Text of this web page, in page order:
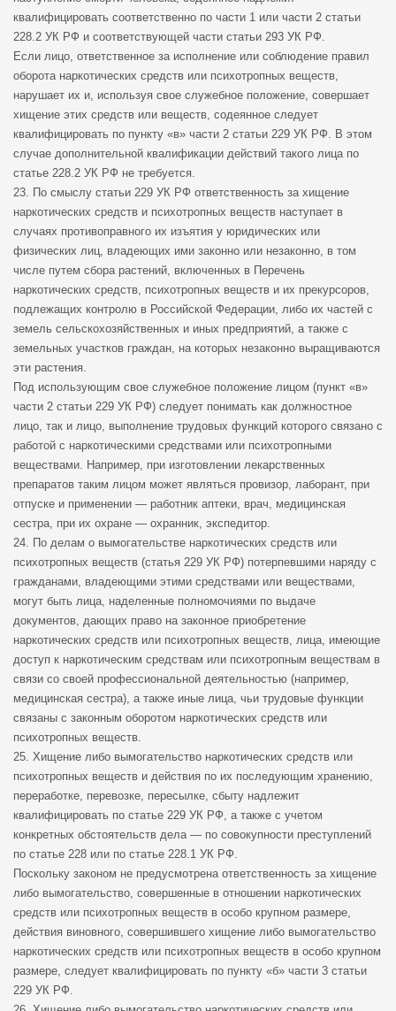
квалифицировать соответственно по части 1 или части 2 статьи
228.2 УК РФ и соответствующей части статьи 293 УК РФ.
Если лицо, ответственное за исполнение или соблюдение правил
оборота наркотических средств или психотропных веществ,
нарушает их и, используя свое служебное положение, совершает
хищение этих средств или веществ, содеянное следует
квалифицировать по пункту «в» части 2 статьи 229 УК РФ. В этом
случае дополнительной квалификации действий такого лица по
статье 228.2 УК РФ не требуется.
23. По смыслу статьи 229 УК РФ ответственность за хищение
наркотических средств и психотропных веществ наступает в
случаях противоправного их изъятия у юридических или
физических лиц, владеющих ими законно или незаконно, в том
числе путем сбора растений, включенных в Перечень
наркотических средств, психотропных веществ и их прекурсоров,
подлежащих контролю в Российской Федерации, либо их частей с
земель сельскохозяйственных и иных предприятий, а также с
земельных участков граждан, на которых незаконно выращиваются
эти растения.
Под использующим свое служебное положение лицом (пункт «в»
части 2 статьи 229 УК РФ) следует понимать как должностное
лицо, так и лицо, выполнение трудовых функций которого связано с
работой с наркотическими средствами или психотропными
веществами. Например, при изготовлении лекарственных
препаратов таким лицом может являться провизор, лаборант, при
отпуске и применении — работник аптеки, врач, медицинская
сестра, при их охране — охранник, экспедитор.
24. По делам о вымогательстве наркотических средств или
психотропных веществ (статья 229 УК РФ) потерпевшими наряду с
гражданами, владеющими этими средствами или веществами,
могут быть лица, наделенные полномочиями по выдаче
документов, дающих право на законное приобретение
наркотических средств или психотропных веществ, лица, имеющие
доступ к наркотическим средствам или психотропным веществам в
связи со своей профессиональной деятельностью (например,
медицинская сестра), а также иные лица, чьи трудовые функции
связаны с законным оборотом наркотических средств или
психотропных веществ.
25. Хищение либо вымогательство наркотических средств или
психотропных веществ и действия по их последующим хранению,
переработке, перевозке, пересылке, сбыту надлежит
квалифицировать по статье 229 УК РФ, а также с учетом
конкретных обстоятельств дела — по совокупности преступлений
по статье 228 или по статье 228.1 УК РФ.
Поскольку законом не предусмотрена ответственность за хищение
либо вымогательство, совершенные в отношении наркотических
средств или психотропных веществ в особо крупном размере,
действия виновного, совершившего хищение либо вымогательство
наркотических средств или психотропных веществ в особо крупном
размере, следует квалифицировать по пункту «б» части 3 статьи
229 УК РФ.